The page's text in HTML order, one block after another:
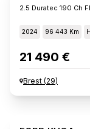
2.5 Duratec 190 Ch
2024 96 443 Km
21 490 €
Brest (29)